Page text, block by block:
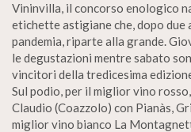
Vininvilla, il concorso enologico
etichette astigiane che, dopo due
pandemia, riparte alla grande.
le degustazioni mentre sabato
vincitori della tredicesima
Sul podio, per il miglior vino
Claudio (Coazzolo) con Pianàs,
miglior vino bianco La